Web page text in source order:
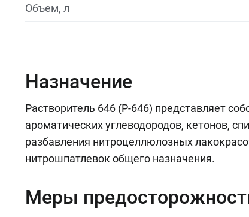
Объем, л
Назначение
Растворитель 646 (Р-646) представляет
ароматических углеводородов, кетонов,
разбавления нитроцеллюлозных
нитрошпатлевок общего назначения.
Меры